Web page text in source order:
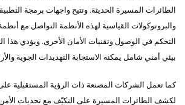
والبروتوكولات القياسية لهذه الأنظمة التواصل مع
التحكم في الوصول وتقنيات الأمان الأخرى. ويؤدي هذا
بيئي أمني شامل يمكنه الاستجابة التهديدات الجوية
كما تعمل الشركات المصنعة ذات الرؤية المستقبلية
لكشف الطائرات المسيرة على التكيّف مع تحديات